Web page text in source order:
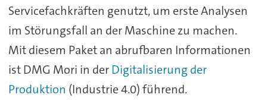
Servicefachkräften genutzt, um erste Analysen
im Störungsfall an der Maschine zu machen.
Mit diesem Paket an abrufbaren Informationen
ist DMG Mori in derDigitalisierung der
Produktion (Industrie 4.0) führend.